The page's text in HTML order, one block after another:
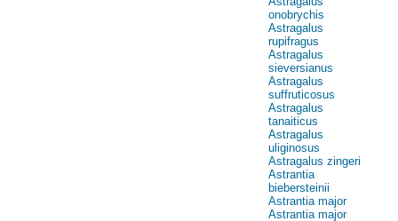
onobrychis
Astragalus
rupifragus
Astragalus
sieversianus
Astragalus
suffruticosus
Astragalus
tanaiticus
Astragalus
uliginosus
Astragalus zingeri
Astrantia
biebersteinii
Astrantia major
Astrantia major